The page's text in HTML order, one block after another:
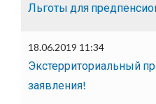
Льготы для
18.06.2019 11:34
Экстерриториальный
заявления!